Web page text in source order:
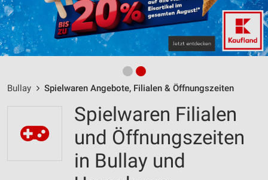
Bullay Spielwaren Angebote, Filialen & Öffnungszeiten
Spielwaren Filialen
und Öffnungszeiten
in Bullay und